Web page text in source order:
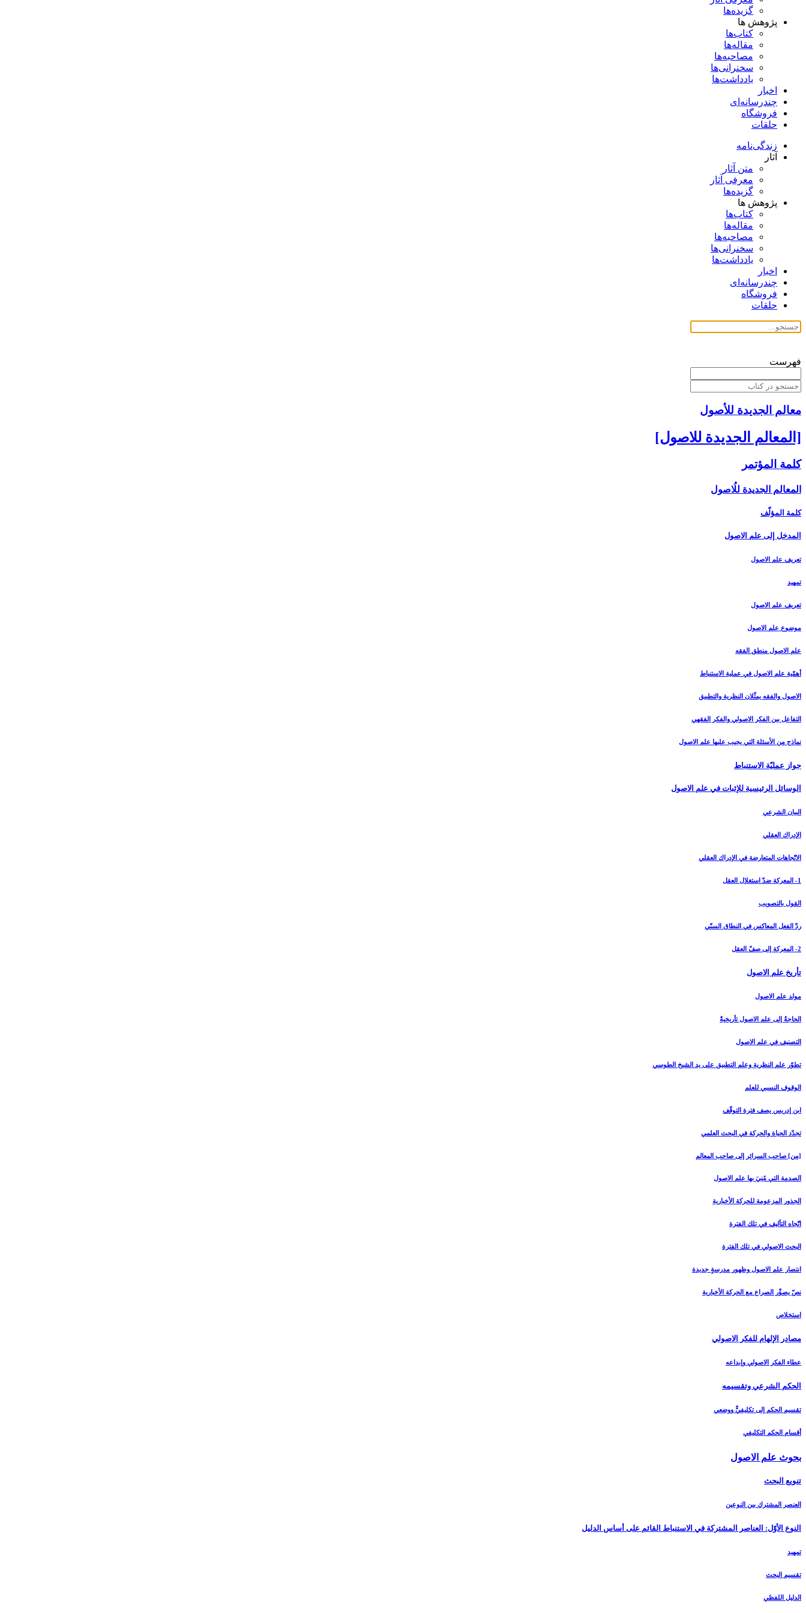
گزیده‌ها
پژوهش ها
کتاب‌ها
مقاله‌ها
مصاحبه‌ها
سخنرانی‌ها
یادداشت‌ها
اخبار
چندرسانه‌ای
فروشگاه
حلقات
زندگی‌نامه
آثار
متن آثار
معرفی آثار
گزیده‌ها
پژوهش ها
کتاب‌ها
مقاله‌ها
مصاحبه‌ها
سخنرانی‌ها
یادداشت‌ها
اخبار
چندرسانه‌ای
فروشگاه
حلقات
فهرست
معالم الجدیدة للأصول
[المعالم الجديدة للاصول‏]
كلمة المؤتمر
المعالم الجديدة للُاصول‏
كلمة المؤلّف
المدخل ‏إلى علم الاصول‏
تعريف علم الاصول‏
تمهيد
تعريف علم الاصول
موضوع علم الاصول
علم الاصول منطق الفقه
أهمّية علم الاصول في عملية الاستنباط
الاصول والفقه يمثّلان النظرية والتطبيق
التفاعل بين الفكر الاصولي والفكر الفقهي
نماذج من الأسئلة التي يجيب عليها علم الاصول
جواز عمليّة الاستنباط
الوسائل الرئيسية للإثبات في علم الاصول
البيان الشرعي‏
الإدراك العقلي‏
الاتّجاهات المتعارضة في الإدراك العقلي
1- المعركة ضدّ استغلال العقل
القول بالتصويب
ردّ الفعل المعاكس في النطاق السنّي
2- المعركة إلى صفّ العقل
تأريخ علم الاصول‏
مولد علم الاصول
الحاجةُ إلى علم الاصول تأريخيةٌ
التصنيف في علم الاصول
تطوّر علم النظرية وعلم التطبيق على يد الشيخ الطوسي
الوقوف النسبي للعلم
ابن إدريس يصف فترة التوقّف
تجدّد الحياة والحركة في البحث العلمي
[من‏] صاحب السرائر إلى صاحب المعالم
الصدمة التي مُنِيَ بها علم الاصول
الجذور المزعومة للحركة الأخبارية
اتّجاه التأليف في تلك الفترة
البحث الاصولي في تلك الفترة
انتصار علم الاصول وظهور مدرسةٍ جديدة
نصّ يصوِّر الصراع مع الحركة الأخبارية
استخلاص
مصادر الإلهام للفكر الاصولي‏
عطاء الفكر الاصولي وإبداعه
الحكم الشرعي وتقسيمه‏
تقسيم الحكم إلى تكليفيٍّ ووضعي
أقسام الحكم التكليفي
بحوث علم الاصول‏
تنويع البحث‏
العنصر المشترك بين النوعين
النوع الأوّل: العناصر المشتركة في الاستنباط القائم على أساس الدليل‏
تمهيد
تقسيم البحث
الدليل اللفظي‏